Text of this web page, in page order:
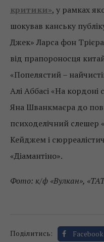
критики», у рамках
шокував канську
Джек» Ларса фон
від прапороносця
«Попелястий –
Алі Аббасі «На кордоні
Яна Шванкмаєра до
психоделічний слешер
Кейджем і
«Діамантіно».
Фото: к/ф «Вулкан»,
Поділитись: Facebook